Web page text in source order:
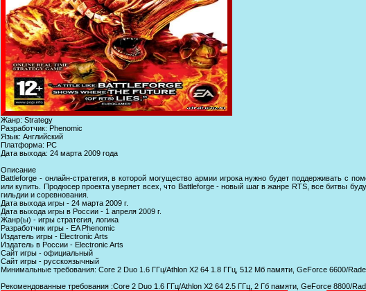
Жанр: Strategy
Разработчик: Phenomic
Язык: Английский
Платформа: PC
Дата выхода: 24 марта 2009 года
Описание
Battleforge - онлайн-стратегия, в которой могущество армии игрока нужно будет поддерживать с
или купить. Продюсер проекта уверяет всех, что Battleforge - новый шаг в жанре RTS, все битвы
гильдии и соревнования.
Дата выхода игры - 24 марта 2009 г.
Дата выхода игры в России - 1 апреля 2009 г.
Жанр(ы) - игры стратегия, логика
Разработчик игры - EA Phenomic
Издатель игры - Electronic Arts
Издатель в России - Electronic Arts
Сайт игры - официальный
Сайт игры - русскоязычный
Минимальные требования: Core 2 Duo 1.6 ГГц/Athlon X2 64 1.8 ГГц, 512 Мб памяти, GeForce 6600/
Рекомендованные требования :Core 2 Duo 1.6 ГГц/Athlon X2 64 2.5 ГГц, 2 Гб памяти, GeForce 8800/